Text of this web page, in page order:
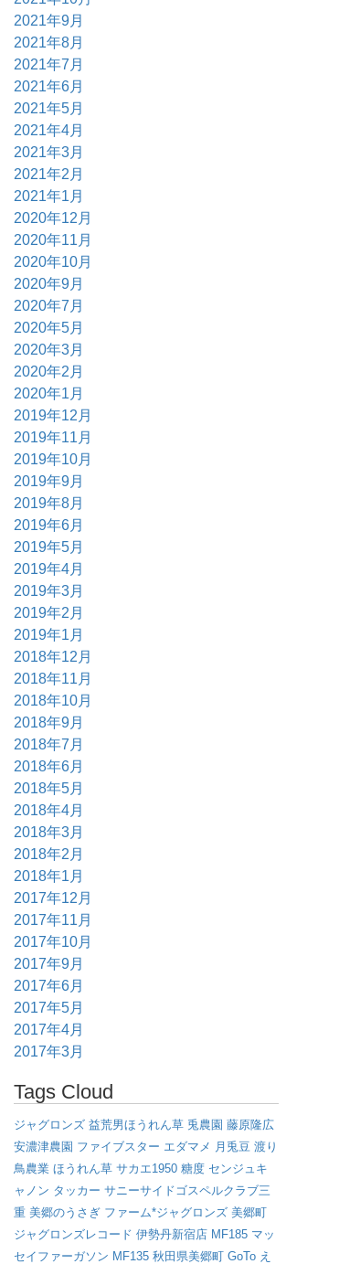
2021年9月
2021年8月
2021年7月
2021年6月
2021年5月
2021年4月
2021年3月
2021年2月
2021年1月
2020年12月
2020年11月
2020年10月
2020年9月
2020年7月
2020年5月
2020年3月
2020年2月
2020年1月
2019年12月
2019年11月
2019年10月
2019年9月
2019年8月
2019年6月
2019年5月
2019年4月
2019年3月
2019年2月
2019年1月
2018年12月
2018年11月
2018年10月
2018年9月
2018年7月
2018年6月
2018年5月
2018年4月
2018年3月
2018年2月
2018年1月
2017年12月
2017年11月
2017年10月
2017年9月
2017年6月
2017年5月
2017年4月
2017年3月
Tags Cloud
ジャグロンズ 益荒男ほうれん草 兎農園 藤原隆広
安濃津農園 ファイブスター エダマメ 月兎豆 渡り
鳥農業 ほうれん草 サカエ1950 糖度 センジュキ
ャノン タッカー サニーサイドゴスペルクラブ三
重 美郷のうさぎ ファーム*ジャグロンズ 美郷町
ジャグロンズレコード 伊勢丹新宿店 MF185 マッ
セイファーガソン MF135 秋田県美郷町 GoTo え